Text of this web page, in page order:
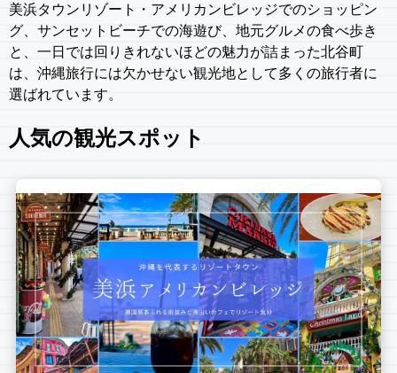
美浜タウンリゾート・アメリカンビレッジでのショッピン
グ、サンセットビーチでの海遊び、地元グルメの食べ歩き
と、一日では回りきれないほどの魅力が詰まった北谷町
は、沖縄旅行には欠かせない観光地として多くの旅行者に
選ばれています。
人気の観光スポット